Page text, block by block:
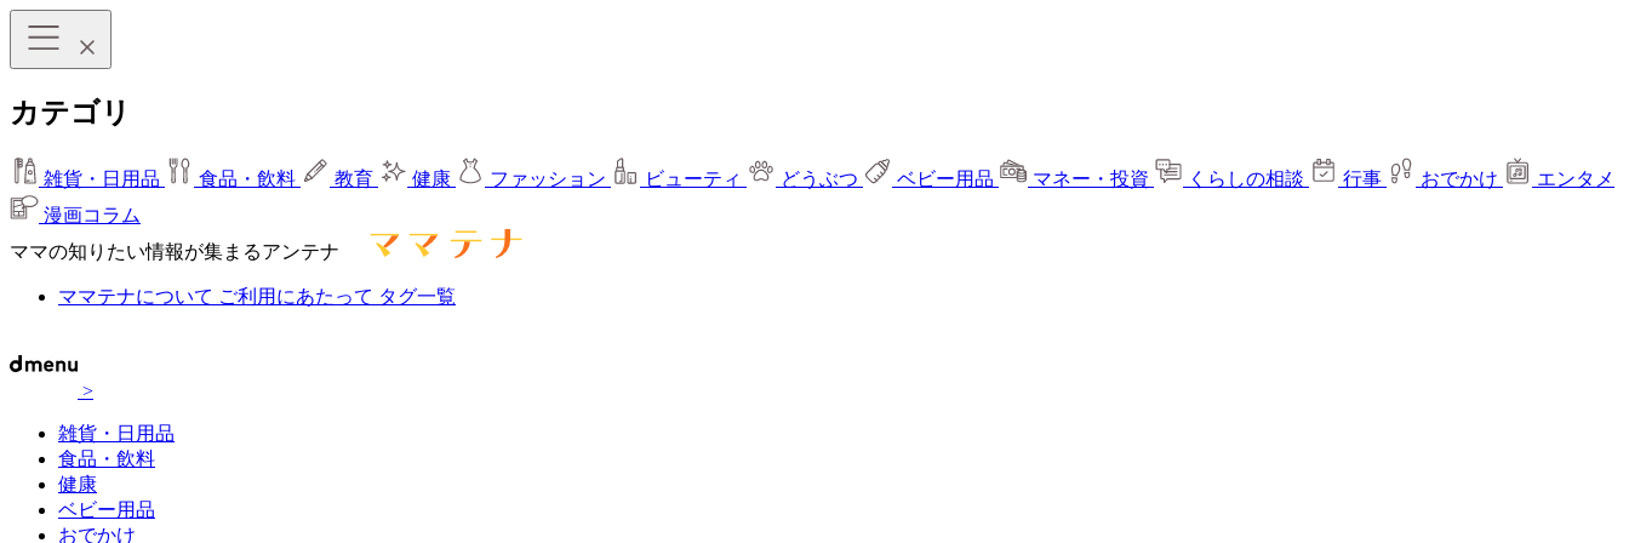
カテゴリ
雑貨・日用品 食品・飲料 教育 健康 ファッション ビューティ どうぶつ ベビー用品 マネー・投資 くらしの相談 行事 おでかけ
エンタメ
漫画コラム
ママの知りたい情報が集まるアンテナ
ママテナについて ご利用にあたって タグ一覧
>
雑貨・日用品
食品・飲料
健康
ベビー用品
おでかけ